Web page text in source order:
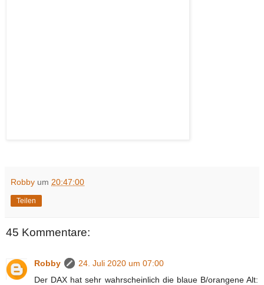
Robby um 20:47:00
Teilen
45 Kommentare:
Robby
24. Juli 2020 um 07:00
Der DAX hat sehr wahrscheinlich die blaue B/orangene Alt: